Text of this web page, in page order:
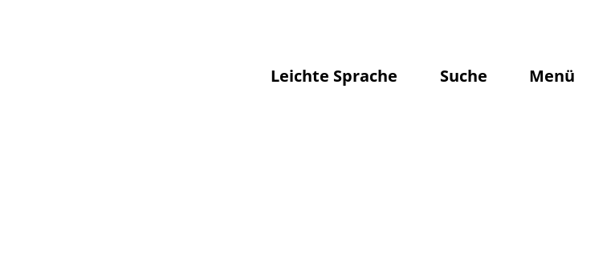
Leichte Sprache Suche Menü